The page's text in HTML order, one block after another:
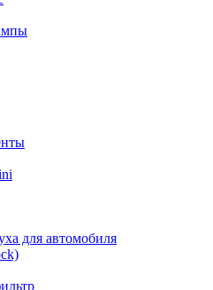
для автомобиля